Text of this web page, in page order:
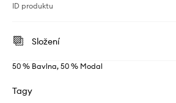
ID produktu
Složení
50 % Bavlna, 50 % Modal
Tagy